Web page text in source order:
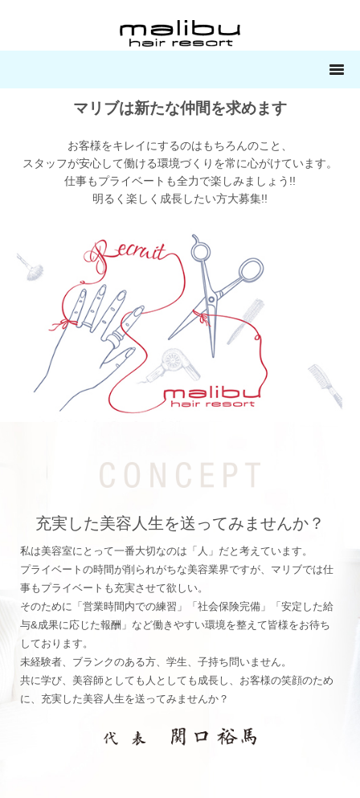
マリブは新たな仲間を求めます
お客様をキレイにするのはもちろんのこと、
スタッフが安心して働ける環境づくりを常に心がけています。
仕事もプライベートも全力で楽しみましょう!!
明るく楽しく成長したい方大募集!!
充実した美容人生を送ってみませんか？
私は美容室にとって一番大切なのは「人」だと考えています。
プライベートの時間が削られがちな美容業界ですが、マリブでは仕
事もプライベートも充実させて欲しい。
そのために「営業時間内での練習」「社会保険完備」「安定した給
与&成果に応じた報酬」など働きやすい環境を整えて皆様をお待ち
しております。
未経験者、ブランクのある方、学生、子持ち問いません。
共に学び、美容師としても人としても成長し、お客様の笑顔のため
に、充実した美容人生を送ってみませんか？